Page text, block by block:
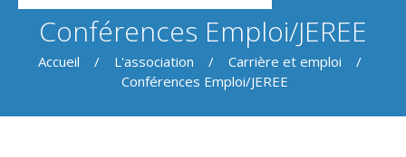
Conférences Emploi/JEREE
Accueil / L'association / Carrière et emploi /
Conférences Emploi/JEREE